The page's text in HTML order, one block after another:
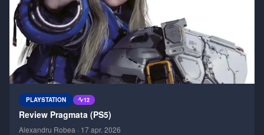
PLAYSTATION 12
Review Pragmata (PS5)
Alexandru Robea · 17 apr. 2026